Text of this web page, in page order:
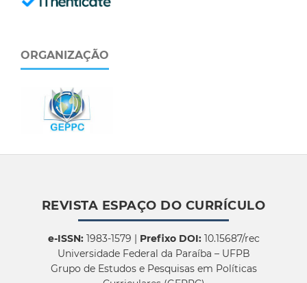
ORGANIZAÇÃO
REVISTA ESPAÇO DO CURRÍCULO
e-ISSN:1983-1579 | Prefixo DOI:10.15687/rec
Universidade Federal da Paraíba – UFPB
Grupo de Estudos e Pesquisas em Políticas